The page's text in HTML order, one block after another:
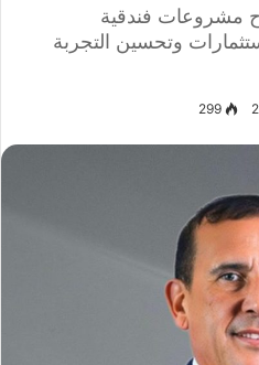
مشروعات فندقية
وتحسين التجربة
299